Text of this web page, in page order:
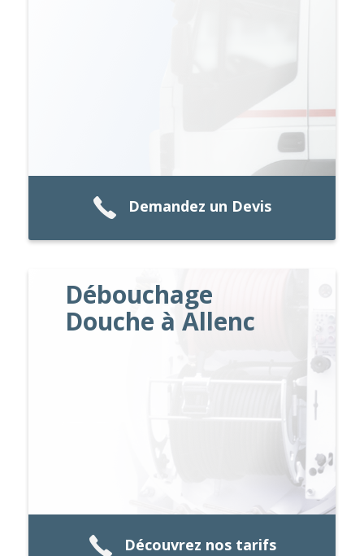
Demandez un Devis
Débouchage
Douche à Allenc
Découvrez nos tarifs